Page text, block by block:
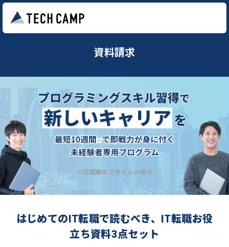
資料請求
※短期集中スタイルの場合
はじめてのIT転職で読むべき、IT転職お役
立ち資料3点セット